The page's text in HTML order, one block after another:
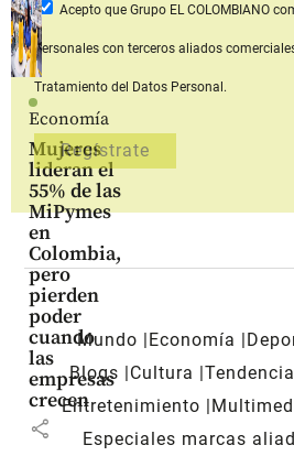
Economía
Mujeres
lideran el
55% de las
MiPymes
en
Colombia,
pero
pierden
poder
cuando
las
empresas
crecen
share
Acepto que Grupo EL COLOMBIANO
personales con terceros aliados
Tratamiento del Datos Personal.
Mundo Economía
Blogs
Cultura
Entretenimiento
Especiales marcas